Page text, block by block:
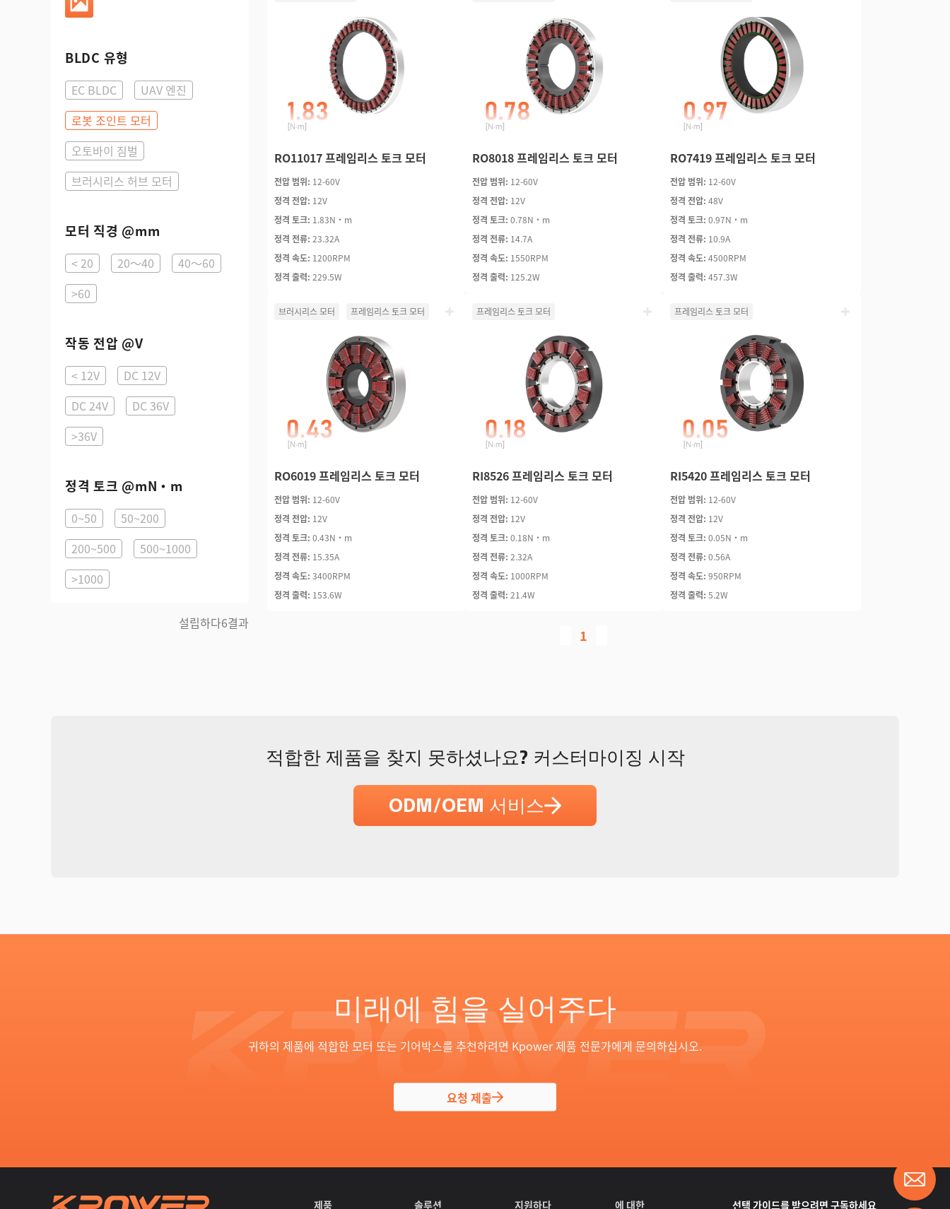
BLDC 유형
EC BLDC
UAV 엔진
로봇 조인트 모터
오토바이 짐벌
브러시리스 허브 모터
모터 직경 @mm
< 20 20～40
40～60
>60
작동 전압 @V
< 12V
DC 12V
DC 24V
DC 36V
>36V
정격 토크 @mN·m
0~50
50~200
200~500
500~1000
>1000
설립하다6결과
RO11017 프레임리스 토크 모터
전압 범위: 12-60V
정격 전압: 12V
정격 토크: 1.83N·m
정격 전류: 23.32A
정격 속도: 1200RPM
정격 출력: 229.5W
RO8018 프레임리스 토크 모터
전압 범위: 12-60V
정격 전압: 12V
정격 토크: 0.78N·m
정격 전류: 14.7A
정격 속도: 1550RPM
정격 출력: 125.2W
RO7419 프레임리스 토크 모터
전압 범위: 12-60V
정격 전압: 48V
정격 토크: 0.97N·m
정격 전류: 10.9A
정격 속도: 4500RPM
정격 출력: 457.3W
브러시리스 모터 프레임리스 토크 모터
RO6019 프레임리스 토크 모터
전압 범위: 12-60V
정격 전압: 12V
정격 토크: 0.43N·m
정격 전류: 15.35A
정격 속도: 3400RPM
정격 출력: 153.6W
프레임리스 토크 모터
RI8526 프레임리스 토크 모터
전압 범위: 12-60V
정격 전압: 12V
정격 토크: 0.18N·m
정격 전류: 2.32A
정격 속도: 1000RPM
정격 출력: 21.4W
프레임리스 토크 모터
RI5420 프레임리스 토크 모터
전압 범위: 12-60V
정격 전압: 12V
정격 토크: 0.05N·m
정격 전류: 0.56A
정격 속도: 950RPM
정격 출력: 5.2W
1
적합한 제품을 찾지 못하셨나요? 커스터마이징 시작
ODM/OEM 서비스
미래에 힘을 실어주다
귀하의 제품에 적합한 모터 또는 기어박스를 추천하려면 Kpower 제품 전문가에게 문의하십시오.
요청 제출
선택 가이드를 받으려면 구독하세요
에 대한
지원하다
솔루션
제품